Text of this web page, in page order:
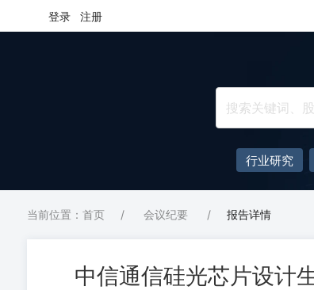
登录 注册
行业研究
当前位置：首页 / 会议纪要 / 报告详情
中信通信硅光芯片设计